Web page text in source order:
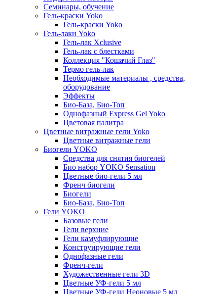
Семинары, обучение
Гель-краски Yoko
Гель-краски Yoko
Гель-лаки Yoko
Гель-лак Xclusive
Гель-лак с блестками
Коллекция "Кошачий Глаз"
Термо гель-лак
Необходимые материалы , средства,
оборудование
Эффекты
Био-База, Био-Топ
Однофазный Express Gel Yoko
Цветовая палитра
Цветные витражные гели Yoko
Цветные витражные гели
Биогели YOKO
Средства для снятия биогелей
Био набор YOKO Sensation
Цветные био-гели 5 мл
Френч биогели
Биогели
Био-База, Био-Топ
Гели YOKO
Базовые гели
Гели верхние
Гели камуфлирующие
Конструирующие гели
Однофазные гели
Френч-гели
Художественные гели 3D
Цветные УФ-гели 5 мл
Цветные УФ-гели Неоновые 5 мл